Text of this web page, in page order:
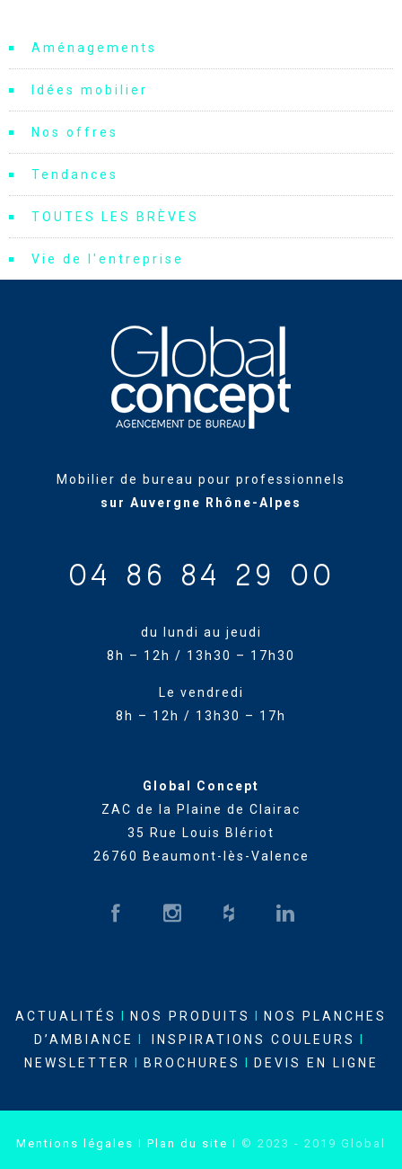
Aménagements
Idées mobilier
Nos offres
Tendances
TOUTES LES BRÈVES
Vie de l'entreprise
Mobilier de bureau pour professionnels
sur Auvergne Rhône-Alpes
04 86 84 29 00
du lundi au jeudi
8h – 12h / 13h30 – 17h30
Le vendredi
8h – 12h / 13h30 – 17h
Global Concept
ZAC de la Plaine de Clairac
35 Rue Louis Blériot
26760 Beaumont-lès-Valence
ACTUALITÉS NOS PRODUITS
NOS PLANCHES
D’AMBIANCE
INSPIRATIONS COULEURS
NEWSLETTER
BROCHURES DEVIS EN LIGNE
Mentions légales I Plan du site I © 2023 - 2019 Global